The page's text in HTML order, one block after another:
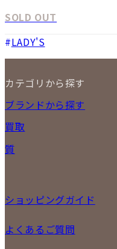
SOLD OUT
LADY'S
カテゴリから探す
NEW ITEM
時計
小物
ブランドから探す
買取
宅配買取
委託販売
LINE査定
買取実績
質
ショッピングガイド
商品について
よくあるご質問